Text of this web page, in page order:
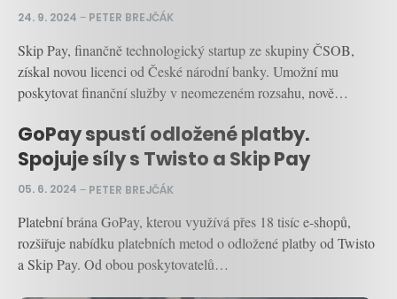
24. 9. 2024 – PETER BREJČÁK
Skip Pay, finančně technologický startup ze skupiny ČSOB,
získal novou licenci od České národní banky. Umožní mu
poskytovat finanční služby v neomezeném rozsahu, nově…
GoPay spustí odložené platby.
Spojuje síly s Twisto a Skip Pay
05. 6. 2024 – PETER BREJČÁK
Platební brána GoPay, kterou využívá přes 18 tisíc e-shopů,
rozšiřuje nabídku platebních metod o odložené platby od Twisto
a Skip Pay. Od obou poskytovatelů…